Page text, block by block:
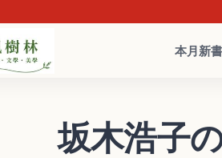
本月新書
坂木浩子